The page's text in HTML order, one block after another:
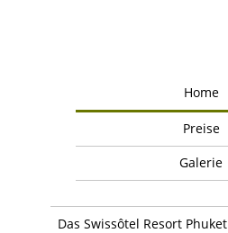
Home
Preise
Galerie
Das Swissôtel Resort